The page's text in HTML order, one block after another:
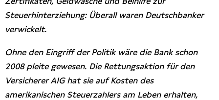
Steuerhinterziehung: Überall waren Deutschbanker
verwickelt.
Ohne den Eingriff der Politik wäre die Bank schon
2008 pleite gewesen. Die Rettungsaktion für den
Versicherer AIG hat sie auf Kosten des
amerikanischen Steuerzahlers am Leben erhalten,